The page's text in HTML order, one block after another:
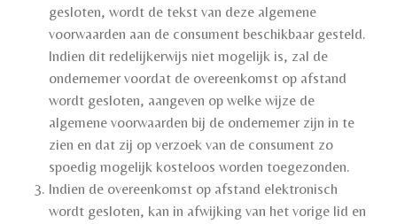
gesloten, wordt de tekst van deze algemene
voorwaarden aan de consument beschikbaar gesteld.
Indien dit redelijkerwijs niet mogelijk is, zal de
ondernemer voordat de overeenkomst op afstand
wordt gesloten, aangeven op welke wijze de
algemene voorwaarden bij de ondernemer zijn in te
zien en dat zij op verzoek van de consument zo
spoedig mogelijk kosteloos worden toegezonden.
Indien de overeenkomst op afstand elektronisch
wordt gesloten, kan in afwijking van het vorige lid en